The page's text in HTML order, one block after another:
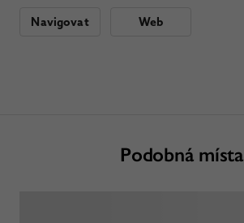
Navigovat Web
Podobná místa